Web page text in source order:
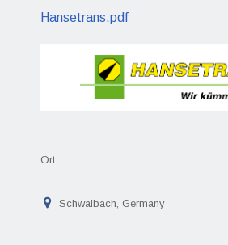
Hansetrans.pdf
Ort
Schwalbach, Germany